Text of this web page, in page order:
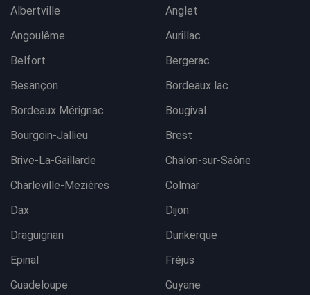
Albertville
Anglet
Angoulême
Aurillac
Belfort
Bergerac
Besançon
Bordeaux lac
Bordeaux Mérignac
Bougival
Bourgoin-Jallieu
Brest
Brive-La-Gaillarde
Chalon-sur-Saône
Charleville-Mezières
Colmar
Dax
Dijon
Draguignan
Dunkerque
Epinal
Fréjus
Guadeloupe
Guyane